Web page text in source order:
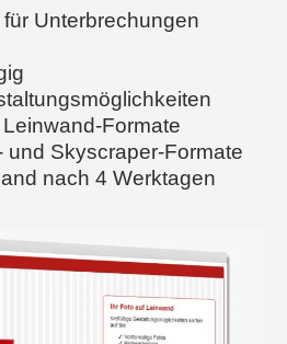
Unterbrechungen
Formate
und Skyscraper-Formate
nach 4 Werktagen